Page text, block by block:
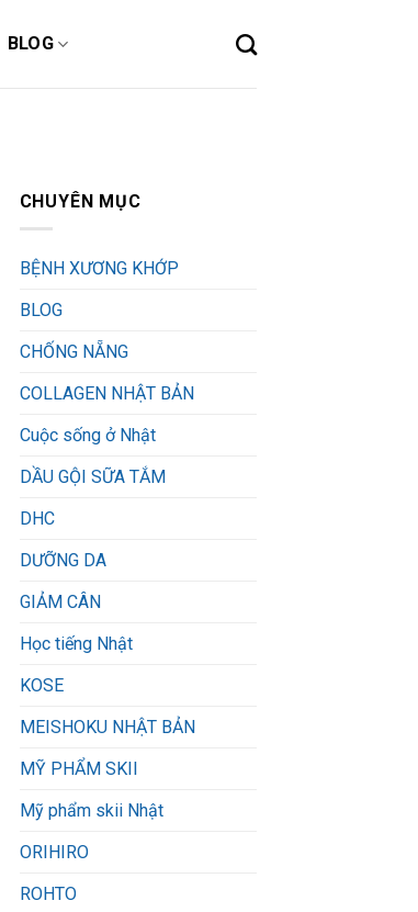
BLOG
CHUYÊN MỤC
BỆNH XƯƠNG KHỚP
BLOG
CHỐNG NẴNG
COLLAGEN NHẬT BẢN
Cuộc sống ở Nhật
DẦU GỘI SỮA TẮM
DHC
DƯỠNG DA
GIẢM CÂN
Học tiếng Nhật
KOSE
MEISHOKU NHẬT BẢN
MỸ PHẨM SKII
Mỹ phẩm skii Nhật
ORIHIRO
ROHTO